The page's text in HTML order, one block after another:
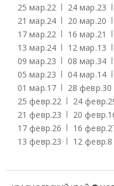
25 мар.22 24 мар.23
21 мар.24 20 мар.20
17 мар.22 16 мар.21
13 мар.24 12 мар.13
09 мар.23 08 мар.34
05 мар.23 04 мар.14
01 мар.17 28 февр.30
25 февр.22 24 февр.
21 февр.23 20 февр.
17 февр.26 16 февр.
13 февр.23 12 февр.8